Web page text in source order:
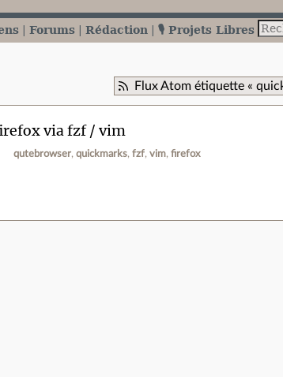
Forums Rédaction 🎙️ Projets Libres
Flux Atom étiquette «
via fzf / vim
qutebrowser quickmarks fzf vim firefox